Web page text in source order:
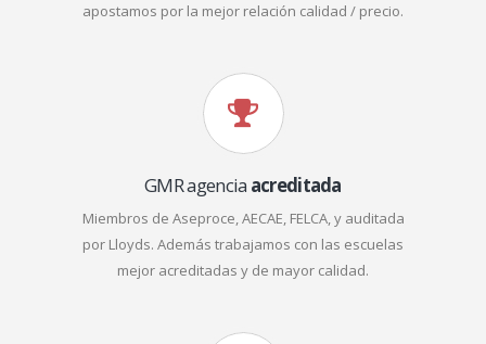
apostamos por la mejor relación calidad / precio.
GMR agencia acreditada
Miembros de Aseproce, AECAE, FELCA, y auditada
por Lloyds. Además trabajamos con las escuelas
mejor acreditadas y de mayor calidad.